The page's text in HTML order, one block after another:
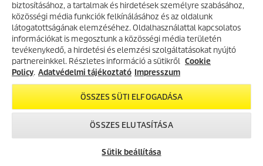
AKCIÓS TERMÉKEK
Fedezd fel folyamatosan frissülő
akciós kínálatunkat, és találd meg
a legjobb ajánlatokat.
AKCIÓK MEGTEKINTÉSE
biztosításához, a tartalmak és hirdetések személyre szabásához,
közösségi média funkciók felkínálásához és az oldalunk
látogatottságának elemzéséhez. Oldalhasználattal kapcsolatos
információkat is megosztunk a közösségi média területén
tevékenykedő, a hirdetési és elemzési szolgáltatásokat nyújtó
partnereinkkel. Részletes információ a sütikről Cookie
Policy. Adatvédelmi tájékoztató Impresszum
ÖSSZES SÜTI ELFOGADÁSA
ÖSSZES ELUTASÍTÁSA
Sütik beállítása